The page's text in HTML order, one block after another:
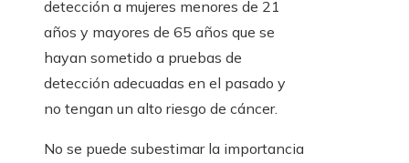
detección a mujeres menores de 21
años y mayores de 65 años que se
hayan sometido a pruebas de
detección adecuadas en el pasado y
no tengan un alto riesgo de cáncer.
No se puede subestimar la importancia